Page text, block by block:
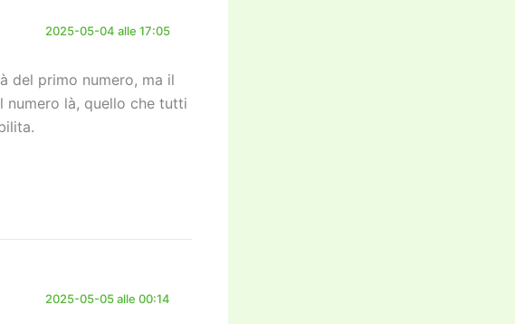
2025-05-04 alle 17:05
del primo numero, ma il
numero là, quello che tutti
2025-05-05 alle 00:14